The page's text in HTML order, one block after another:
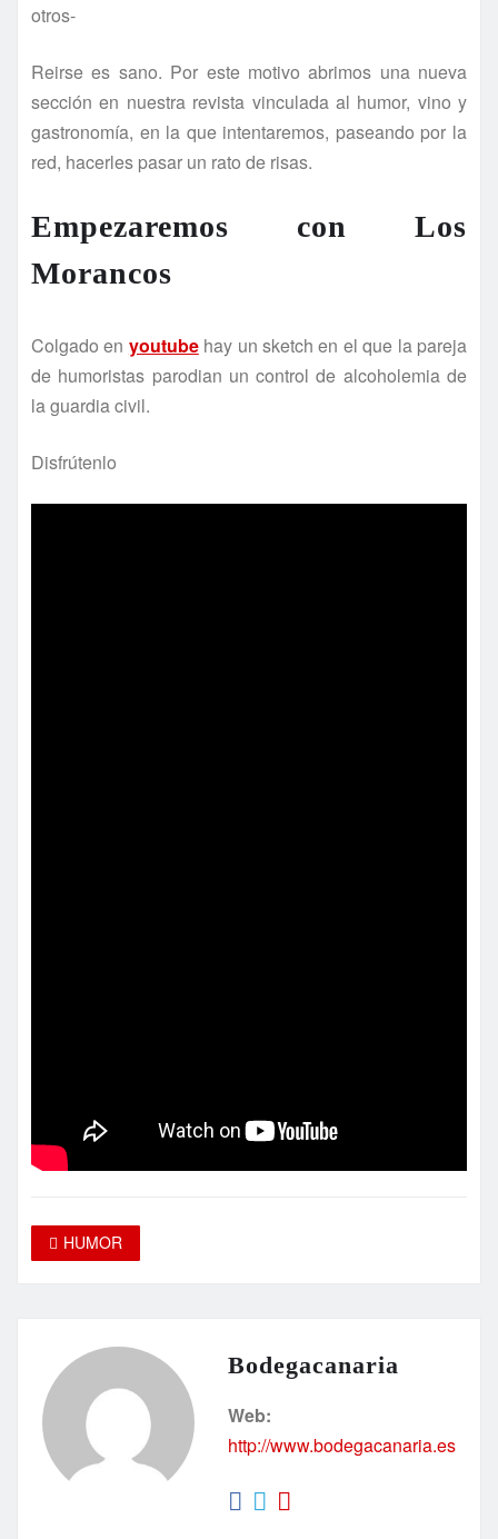
otros-
Reirse es sano. Por este motivo abrimos una nueva
sección en nuestra revista vinculada al humor, vino y
gastronomía, en la que intentaremos, paseando por la
red, hacerles pasar un rato de risas.
Empezaremos con Los
Morancos
Colgado en youtubehay un sketch en el que la pareja
de humoristas parodian un control de alcoholemia de
la guardia civil.
Disfrútenlo
HUMOR
Bodegacanaria
Web:
http://www.bodegacanaria.es